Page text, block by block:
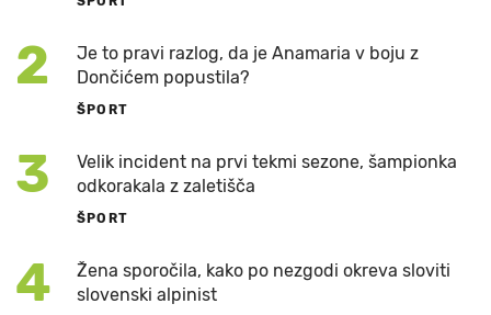
2
Je to pravi razlog, da je Anamaria v boju z
Dončićem popustila?
ŠPORT
3
Velik incident na prvi tekmi sezone, šampionka
odkorakala z zaletišča
ŠPORT
4
Žena sporočila, kako po nezgodi okreva sloviti
slovenski alpinist